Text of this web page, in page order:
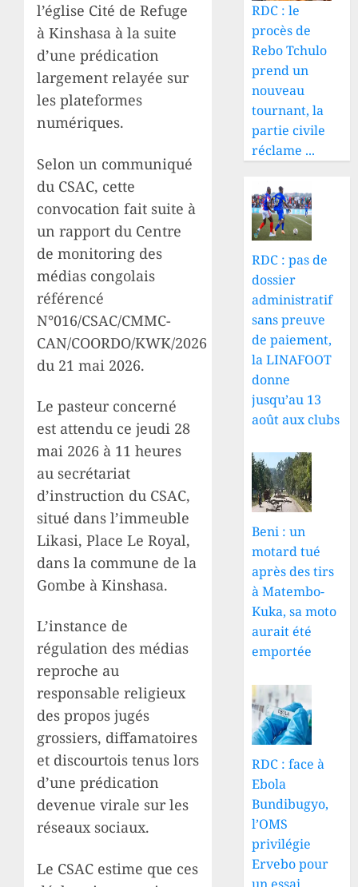
l’église Cité de Refuge
à Kinshasa à la suite
d’une prédication
largement relayée sur
les plateformes
numériques.
Selon un communiqué
du CSAC, cette
convocation fait suite à
un rapport du Centre
de monitoring des
médias congolais
référencé
N°016/CSAC/CMMC-
CAN/COORDO/KWK/2026
du 21 mai 2026.
Le pasteur concerné
est attendu ce jeudi 28
mai 2026 à 11 heures
au secrétariat
d’instruction du CSAC,
situé dans l’immeuble
Likasi, Place Le Royal,
dans la commune de la
Gombe à Kinshasa.
L’instance de
régulation des médias
reproche au
responsable religieux
des propos jugés
grossiers, diffamatoires
et discourtois tenus lors
d’une prédication
devenue virale sur les
réseaux sociaux.
Le CSAC estime que ces
RDC : le
procès de
Rebo Tchulo
prend un
nouveau
tournant, la
partie civile
réclame ...
RDC : pas de
dossier
administratif
sans preuve
de paiement,
la LINAFOOT
donne
jusqu’au 13
août aux clubs
Beni : un
motard tué
après des tirs
à Matembo-
Kuka, sa moto
aurait été
emportée
RDC : face à
Ebola
Bundibugyo,
l’OMS
privilégie
Ervebo pour